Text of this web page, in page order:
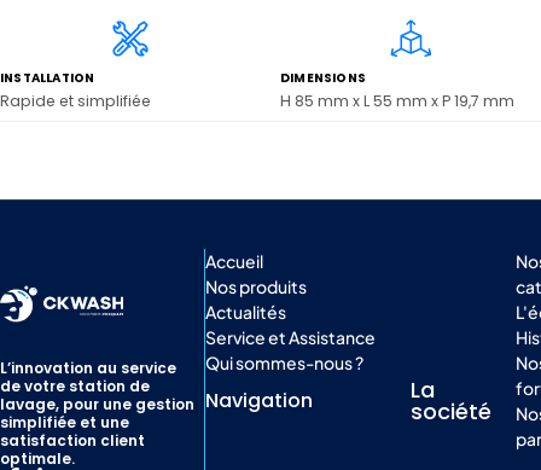
INSTALLATION
Rapide et simplifiée
DIMENSIONS
H 85 mm x L 55 mm x P 19,7 mm
L’innovation au service
de votre station de
lavage, pour une gestion
simplifiée et une
satisfaction client
optimale.
Navigation
Accueil
Nos produits
Actualités
Service et Assistance
Qui sommes-nous ?
La
société